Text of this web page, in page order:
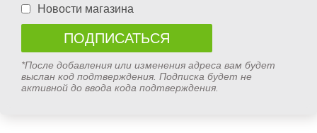
Новости магазина
*После добавления или изменения адреса вам будет
выслан код подтверждения. Подписка будет не
активной до ввода кода подтверждения.